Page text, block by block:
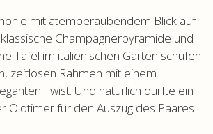
mit atemberaubendem Blick auf
Champagnerpyramide und
Tafel im italienischen Garten schufen
zeitlosen Rahmen mit einem
Twist. Und natürlich durfte ein
Oldtimer für den Auszug des Paares